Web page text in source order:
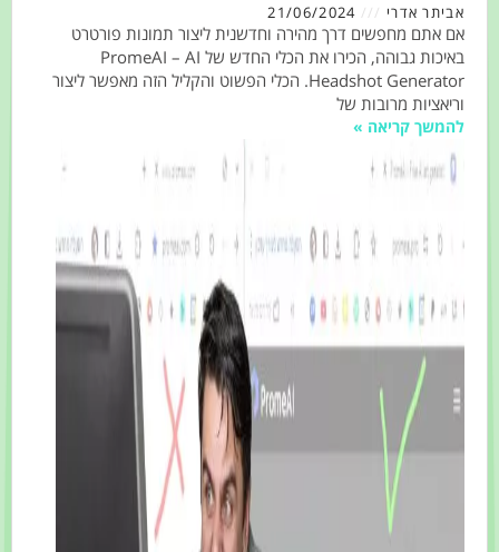
אדרי 21/06/2024
מחפשים דרך מהירה וחדשנית ליצור תמונות פורטרט
באיכות גבוהה, הכירו את הכלי החדש של PromeAI – AI
Headshot Generator. הכלי הפשוט והקליל הזה מאפשר ליצור
מרובות של
קריאה »